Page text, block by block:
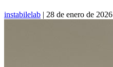
instabilelab | 28 de enero de 2026